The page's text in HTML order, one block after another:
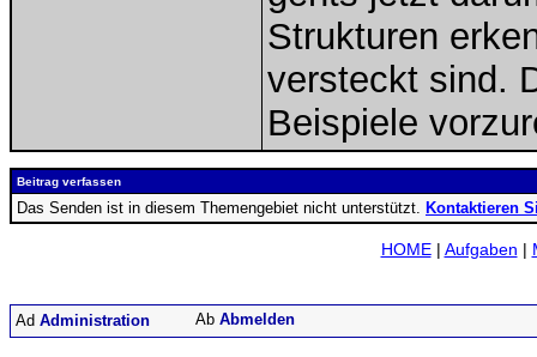
Strukturen
versteckt sind.
Beispiele
Beitrag verfassen
Das Senden ist in diesem Themengebiet nicht unterstützt. Kontaktieren
HOME| Aufgaben |
Administration Abmelden